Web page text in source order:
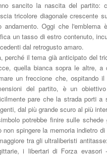
sancito la nascita del partito:
tricolore diagonale crescente
andamento. Oggi che
un tasso di estro contenuto,
dal retrogusto amaro.
perché il tema già anticipato del
quella bianca sopra le altre, a
un freccione che, ospitando
del partito, è un
pare che la strada porti
dal più grande scuro al più
potrebbe finire sulle
non spingere la memoria indietro
tra gli ultraliberisti
i libertari di Forza